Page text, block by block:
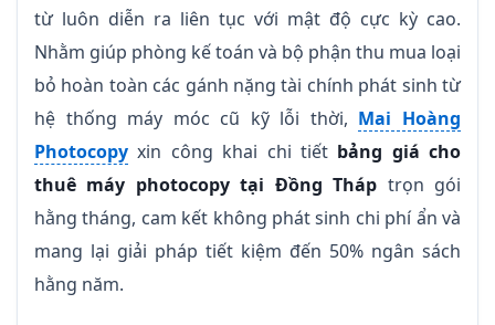
từ luôn diễn ra liên tục với mật độ cực kỳ cao.
Nhằm giúp phòng kế toán và bộ phận thu mua loại
bỏ hoàn toàn các gánh nặng tài chính phát sinh từ
hệ thống máy móc cũ kỹ lỗi thời, Mai Hoàng
Photocopy xin công khai chi tiết bảng giá cho
thuê máy photocopy tại Đồng Tháp trọn gói
hằng tháng, cam kết không phát sinh chi phí ẩn và
mang lại giải pháp tiết kiệm đến 50% ngân sách
hằng năm.